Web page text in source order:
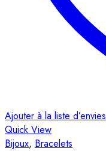
Ajouter à la liste d’envies
Quick View
Bijoux, Bracelets